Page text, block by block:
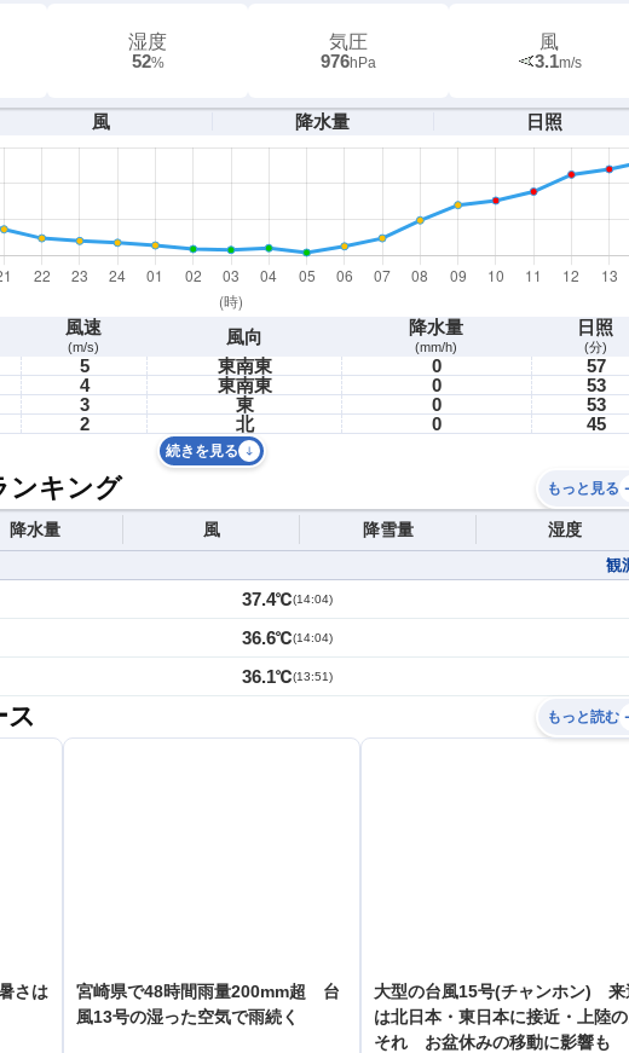
湿度
52%
気圧
976hPa
風
3.1m/s
風 降水量 日照
風速
(m/s) 風向 降水量
(mm/h)
日照
(分)
5 東南東 0
57
4 東南東 0
53
3 東 0
53
2 北 0 45
続きを見る
ンキング もっと見る
降水量 風 降雪量 湿度
観
37.4℃(14:04)
36.6℃(14:04)
36.1℃(13:51)
ス もっと読む
さは
宮崎県で48時間雨量200mm超 台
風13号の湿った空気で雨続く
大型の台風15号(チャンホン) 来
は北日本・東日本に接近・上陸
それ お盆休みの移動に影響も